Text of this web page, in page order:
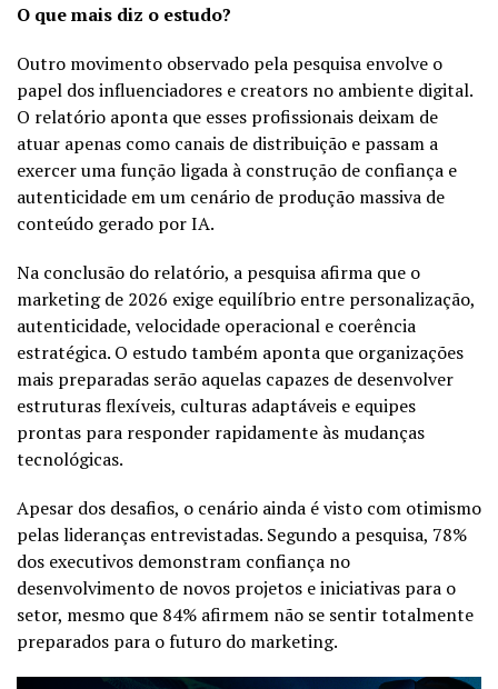
O que mais diz o estudo?
Outro movimento observado pela pesquisa envolve o
papel dos influenciadores e creators no ambiente digital.
O relatório aponta que esses profissionais deixam de
atuar apenas como canais de distribuição e passam a
exercer uma função ligada à construção de confiança e
autenticidade em um cenário de produção massiva de
conteúdo gerado por IA.
Na conclusão do relatório, a pesquisa afirma que o
marketing de 2026 exige equilíbrio entre personalização,
autenticidade, velocidade operacional e coerência
estratégica. O estudo também aponta que organizações
mais preparadas serão aquelas capazes de desenvolver
estruturas flexíveis, culturas adaptáveis e equipes
prontas para responder rapidamente às mudanças
tecnológicas.
Apesar dos desafios, o cenário ainda é visto com otimismo
pelas lideranças entrevistadas. Segundo a pesquisa, 78%
dos executivos demonstram confiança no
desenvolvimento de novos projetos e iniciativas para o
setor, mesmo que 84% afirmem não se sentir totalmente
preparados para o futuro do marketing.